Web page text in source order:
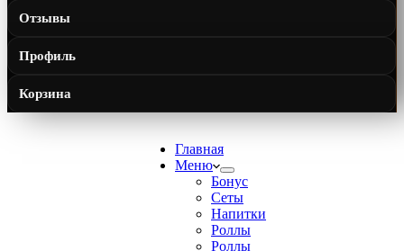
Отзывы
Профиль
Корзина
Главная
Меню
Бонус
Сеты
Напитки
Роллы
Роллы